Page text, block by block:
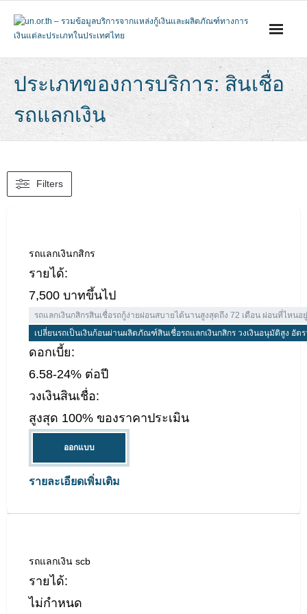
content
ประเภทของการบริการ: สินเชื่อ
รถแลกเงิน
Filters
รถแลกเงินกสิกร
รายได้:
7,500 บาทขึ้นไป
รถแลกเงินกสิกรสินเชื่อรถกู้ง่ายผ่อนสบายได้นานสูงสุดถึง 72 เดือน ผ่อนที่ไหนอ
เปลี่ยนรถเป็นเงินก้อนผ่านผลิตภัณฑ์สินเชื่อรถแลกเงินกสิกร วงเงินอนุมัติสูง อัต
ดอกเบี้ย:
6.58-24% ต่อปี
วงเงินสินเชื่อ:
สูงสุด 100% ของราคาประเมิน
ออกแบบ
รายละเอียดเพิ่มเติม
รถแลกเงิน scb
รายได้:
ไม่กำหนด